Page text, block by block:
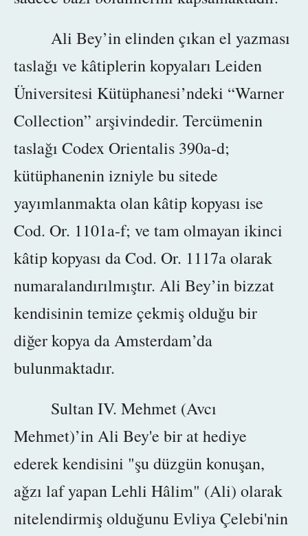
Ali Bey’in elinden çıkan el yazması
taslağı ve kâtiplerin kopyaları Leiden
Üniversitesi Kütüphanesi’ndeki “Warner
Collection” arşivindedir. Tercümenin
taslağı Codex Orientalis 390a-d;
kütüphanenin izniyle bu sitede
yayımlanmakta olan kâtip kopyası ise
Cod. Or. 1101a-f; ve tam olmayan ikinci
kâtip kopyası da Cod. Or. 1117a olarak
numaralandırılmıştır. Ali Bey’in bizzat
kendisinin temize çekmiş olduğu bir
diğer kopya da Amsterdam’da
bulunmaktadır.
Sultan IV. Mehmet (Avcı
Mehmet)’in Ali Bey'e bir at hediye
ederek kendisini "şu düzgün konuşan,
ağzı laf yapan Lehli Hâlim" (Ali) olarak
nitelendirmiş olduğunu Evliya Çelebi'nin